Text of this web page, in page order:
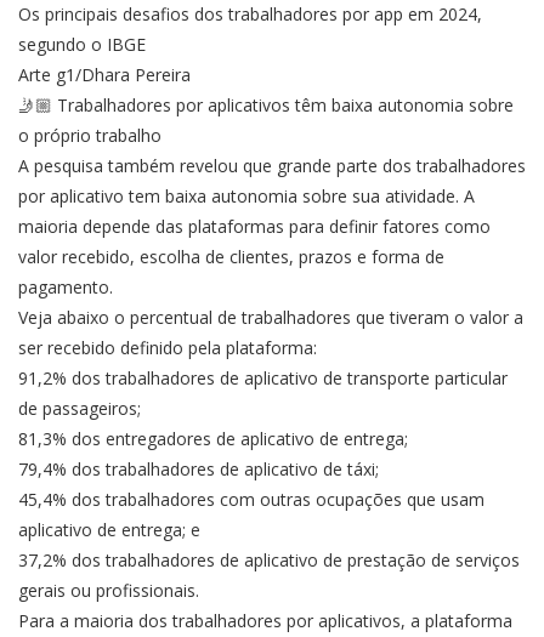
Os principais desafios dos trabalhadores por app em 2024,
segundo o IBGE
Arte g1/Dhara Pereira
🤳🏼 Trabalhadores por aplicativos têm baixa autonomia sobre
o próprio trabalho
A pesquisa também revelou que grande parte dos trabalhadores
por aplicativo tem baixa autonomia sobre sua atividade. A
maioria depende das plataformas para definir fatores como
valor recebido, escolha de clientes, prazos e forma de
pagamento.
Veja abaixo o percentual de trabalhadores que tiveram o valor a
ser recebido definido pela plataforma:
91,2% dos trabalhadores de aplicativo de transporte particular
de passageiros;
81,3% dos entregadores de aplicativo de entrega;
79,4% dos trabalhadores de aplicativo de táxi;
45,4% dos trabalhadores com outras ocupações que usam
aplicativo de entrega; e
37,2% dos trabalhadores de aplicativo de prestação de serviços
gerais ou profissionais.
Para a maioria dos trabalhadores por aplicativos, a plataforma